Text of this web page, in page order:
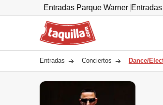
Entradas Parque Warner
Taquilla.com
Entradas Conciertos Dance/